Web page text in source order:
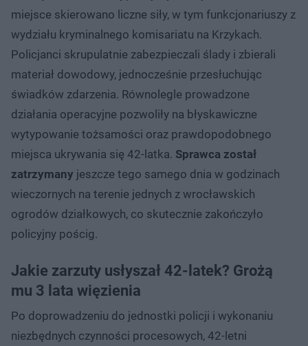
miejsce skierowano liczne siły, w tym funkcjonariuszy z
wydziału kryminalnego komisariatu na Krzykach.
Policjanci skrupulatnie zabezpieczali ślady i zbierali
materiał dowodowy, jednocześnie przesłuchując
świadków zdarzenia. Równolegle prowadzone
działania operacyjne pozwoliły na błyskawiczne
wytypowanie tożsamości oraz prawdopodobnego
miejsca ukrywania się 42-latka. Sprawca został
zatrzymany jeszcze tego samego dnia w godzinach
wieczornych na terenie jednych z wrocławskich
ogrodów działkowych, co skutecznie zakończyło
policyjny pościg.
Jakie zarzuty usłyszał 42-latek? Grożą
mu 3 lata więzienia
Po doprowadzeniu do jednostki policji i wykonaniu
niezbędnych czynności procesowych, 42-letni